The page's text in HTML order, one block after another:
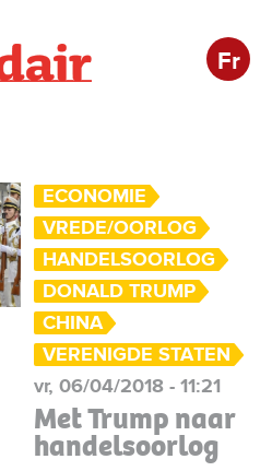
Fr
ECONOMIE
VREDE/OORLOG
HANDELSOORLOG
DONALD TRUMP
CHINA
VERENIGDE STATEN
vr, 06/04/2018 - 11:21
Met Trump naar
handelsoorlog